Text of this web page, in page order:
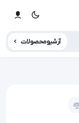
آرشیو محصولات